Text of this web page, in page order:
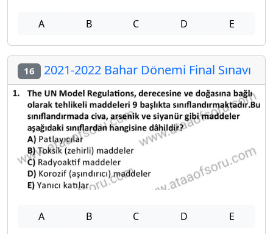
A B C D E
16 2021-2022 Bahar Dönemi Final Sınavı
A B C D E